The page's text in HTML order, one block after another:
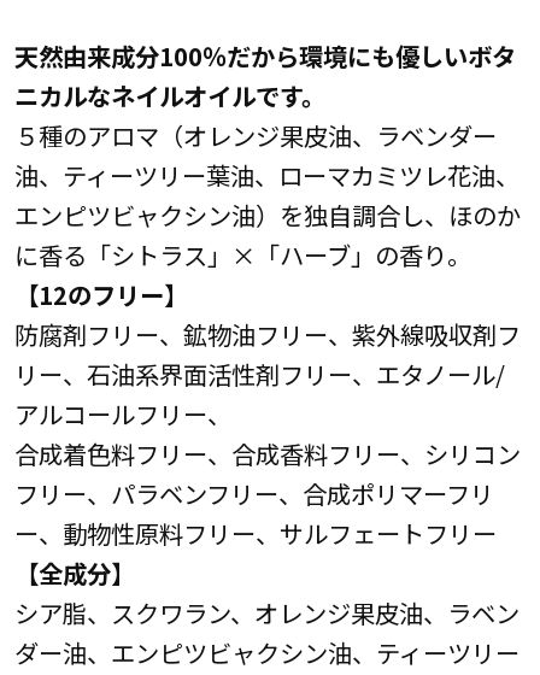
天然由来成分100％だから環境にも優しいボタ
ニカルなネイルオイルです。
５種のアロマ（オレンジ果皮油、ラベンダー
油、ティーツリー葉油、ローマカミツレ花油、
エンピツビャクシン油）を独自調合し、ほのか
に香る「シトラス」×「ハーブ」の香り。
【12のフリー】
防腐剤フリー、鉱物油フリー、紫外線吸収剤フ
リー、石油系界面活性剤フリー、エタノール/
アルコールフリー、
合成着色料フリー、合成香料フリー、シリコン
フリー、パラベンフリー、合成ポリマーフリ
ー、動物性原料フリー、サルフェートフリー
【全成分】
シア脂、スクワラン、オレンジ果皮油、ラベン
ダー油、エンピツビャクシン油、ティーツリー